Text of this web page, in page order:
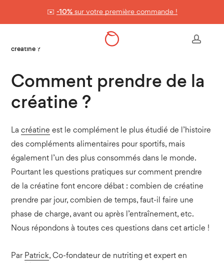
content
✉️ -10%sur votre première commande !
Panier
Nos conseils & astuces
Comment prendre de la
créatine ?
Comment prendre de la
créatine ?
Lacréatine est le complément le plus étudié de l’histoire
des compléments alimentaires pour sportifs, mais
également l’un des plus consommés dans le monde.
Pourtant les questions pratiques sur comment prendre
de la créatine font encore débat : combien de créatine
prendre par jour, combien de temps, faut-il faire une
phase de charge, avant ou après l’entraînement, etc.
Nous répondons à toutes ces questions dans cet article !
Par Patrick, Co-fondateur de nutriting et expert en